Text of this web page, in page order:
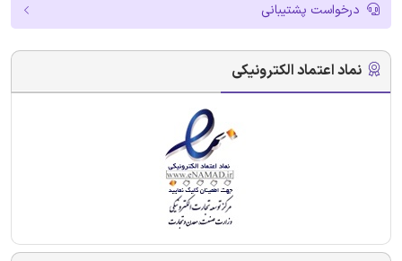
درخواست پشتیبانی
نماد اعتماد الکترونیکی